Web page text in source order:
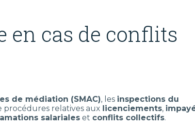
en cas de conflits
de médiation (SMAC), les inspections du
procédures relatives aux licenciements,
salariales et conflits collectifs.